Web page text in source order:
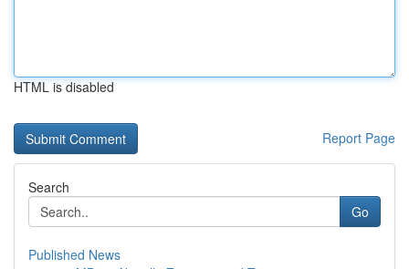
HTML is disabled
Report Page
Search
Go
Published News